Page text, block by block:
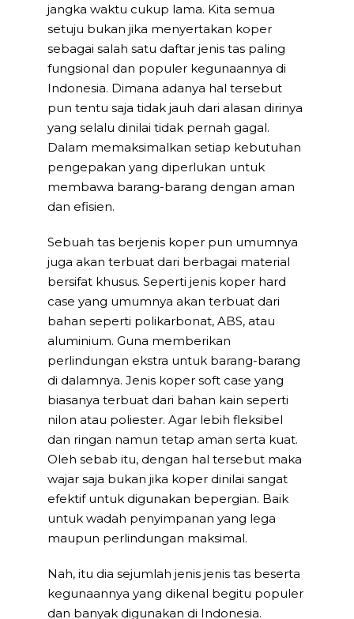
jangka waktu cukup lama. Kita semua
setuju bukan jika menyertakan koper
sebagai salah satu daftar jenis tas paling
fungsional dan populer kegunaannya di
Indonesia. Dimana adanya hal tersebut
pun tentu saja tidak jauh dari alasan dirinya
yang selalu dinilai tidak pernah gagal.
Dalam memaksimalkan setiap kebutuhan
pengepakan yang diperlukan untuk
membawa barang-barang dengan aman
dan efisien.
Sebuah tas berjenis koper pun umumnya
juga akan terbuat dari berbagai material
bersifat khusus. Seperti jenis koper hard
case yang umumnya akan terbuat dari
bahan seperti polikarbonat, ABS, atau
aluminium. Guna memberikan
perlindungan ekstra untuk barang-barang
di dalamnya. Jenis koper soft case yang
biasanya terbuat dari bahan kain seperti
nilon atau poliester. Agar lebih fleksibel
dan ringan namun tetap aman serta kuat.
Oleh sebab itu, dengan hal tersebut maka
wajar saja bukan jika koper dinilai sangat
efektif untuk digunakan bepergian. Baik
untuk wadah penyimpanan yang lega
maupun perlindungan maksimal.
Nah, itu dia sejumlah jenis jenis tas beserta
kegunaannya yang dikenal begitu populer
dan banyak digunakan di Indonesia.